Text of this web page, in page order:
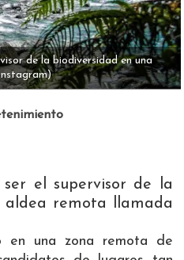
de la biodiversidad en una
el supervisor de la
aldea remota llamada
en una zona remota de